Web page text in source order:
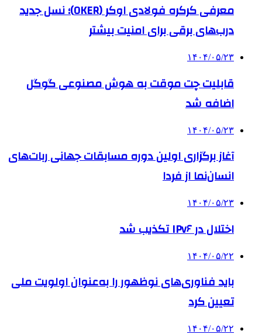
معرفی کرکره فولادی اوکر (OKER)؛ نسل جدید
درب‌های برقی برای امنیت بیشتر
۱۴۰۴/۰۵/۲۳
قابلیت چت موقت به هوش مصنوعی گوگل
اضافه شد
۱۴۰۴/۰۵/۲۳
آغاز برگزاری اولین دوره مسابقات جهانی ربات‌های
انسان‌نما از فردا
۱۴۰۴/۰۵/۲۳
اختلال در IPv۶ تکذیب شد
۱۴۰۴/۰۵/۲۲
باید فناوری‌های نوظهور را به‌عنوان اولویت ملی
تعیین کرد
۱۴۰۴/۰۵/۲۲